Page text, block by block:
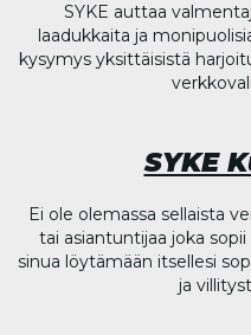
SYKE auttaa
laadukkaita ja
kysymys yksittäisistä
SYKE
Ei ole olemassa sellaista
tai asiantuntijaa joka
sinua löytämään itsellesi
ja